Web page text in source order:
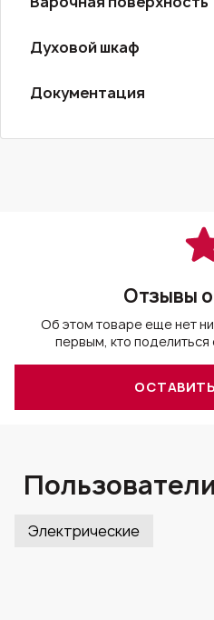
Духовой шкаф
Документация
Отзывы
Об этом товаре еще нет
первым, кто
Электрические